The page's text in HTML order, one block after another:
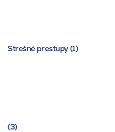
Strešné prestupy (1)
(3)